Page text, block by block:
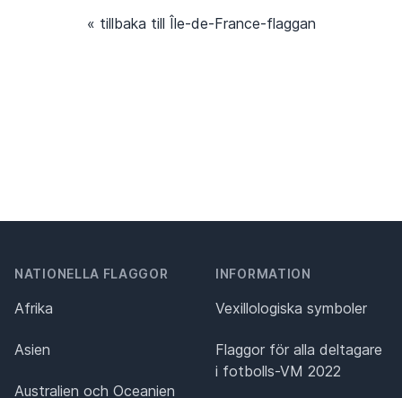
« tillbaka till Île-de-France-flaggan
NATIONELLA FLAGGOR
Afrika
Asien
Australien och Oceanien
INFORMATION
Vexillologiska symboler
Flaggor för alla deltagare
i fotbolls-VM 2022